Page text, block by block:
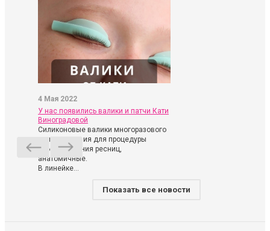
4 Мая 2022
У нас появились валики и патчи Кати
Виноградовой
Силиконовые валики многоразового
использования для процедуры
ламинирования ресниц,
анатомичные.
В линейке...
Показать все новости